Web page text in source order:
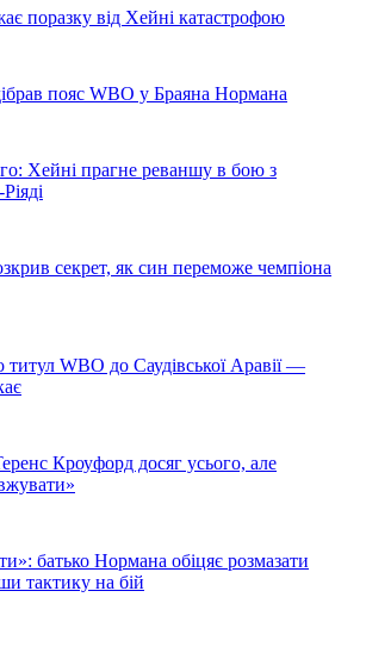
поразку від Хейні катастрофою
пояс WBO у Браяна Нормана​
Хейні прагне реваншу в бою з
секрет, як син переможе чемпіона
титул WBO до Саудівської Аравії —
Кроуфорд досяг усього, але
батько Нормана обіцяє розмазати
тактику на бій